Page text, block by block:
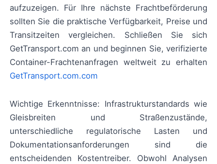
aufzuzeigen. Für Ihre nächste Frachtbeförderung
sollten Sie die praktische Verfügbarkeit, Preise und
Transitzeiten vergleichen. Schließen Sie sich
GetTransport.com an und beginnen Sie, verifizierte
Container-Frachtenanfragen weltweit zu erhalten
GetTransport.com.com
Wichtige Erkenntnisse: Infrastrukturstandards wie
Gleisbreiten und Straßenzustände,
unterschiedliche regulatorische Lasten und
Dokumentationsanforderungen sind die
entscheidenden Kostentreiber. Obwohl Analysen